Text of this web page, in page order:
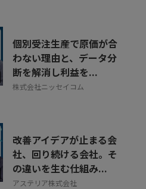
個別受注生産で原価が合
わない理由と、データ分
断を解消し利益を...
株式会社ニッセイコム
改善アイデアが止まる会
社、回り続ける会社。そ
の違いを生む仕組み...
アステリア株式会社